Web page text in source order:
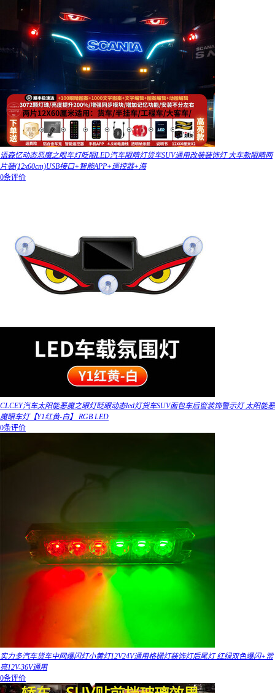
语森忆动态恶魔之眼车灯眨眼LED汽车眼睛灯货车SUV通用改装装饰灯 大车款眼睛两
片装(12x60cm)USB接口+智能APP+遥控器+海
0条评价
CLCEY汽车太阳能恶魔之眼灯眨眼动态led灯货车SUV面包车后窗装饰警示灯 太阳能恶
魔眼车灯【Y1红黄-白】 RGB LED
0条评价
实力多汽车货车中网爆闪灯小黄灯12V24V通用格栅灯装饰灯后尾灯 红绿双色爆闪+常
亮12V-36V通用
0条评价